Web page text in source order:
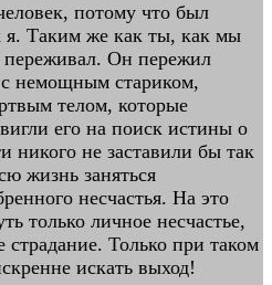
потому что был
я. Таким же как ты, как мы
переживал. Он пережил
немощным стариком,
телом, которые
его на поиск истины о
никого не заставили бы так
жизнь заняться
несчастья. На это
только личное несчастье,
страдание. Только при таком
искать выход!